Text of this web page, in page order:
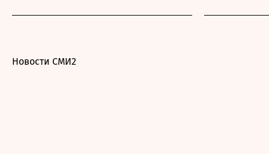
Новости СМИ2